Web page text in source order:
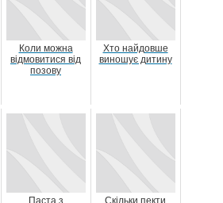
Коли можна
відмовитися від
позову
Хто найдовше
виношує дитину